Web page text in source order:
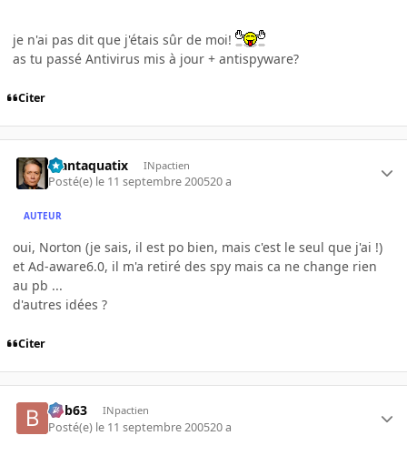
je n'ai pas dit que j'étais sûr de moi!
as tu passé Antivirus mis à jour + antispyware?
Citer
Plantaquatix INpactien
Posté(e) le 11 septembre 200520 a
AUTEUR
oui, Norton (je sais, il est po bien, mais c'est le seul que j'ai !)
et Ad-aware6.0, il m'a retiré des spy mais ca ne change rien
au pb ...
d'autres idées ?
Citer
bob63 INpactien
Posté(e) le 11 septembre 200520 a